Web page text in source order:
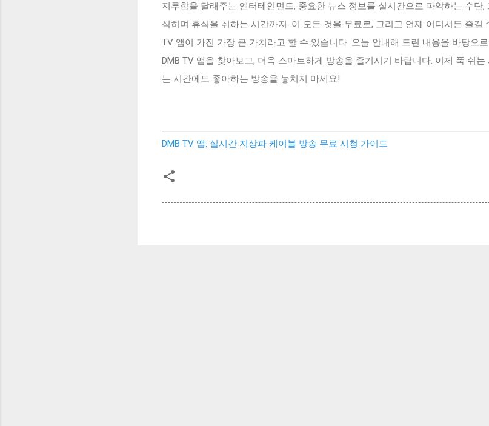
지루함을 달래주는 엔터테인먼트, 중요한 뉴스 정보를 실시간으로 파악하는 수단,
식히며 휴식을 취하는 시간까지. 이 모든 것을 무료로, 그리고 언제 어디서든 즐길
TV 앱이 가진 가장 큰 가치라고 할 수 있습니다. 오늘 안내해 드린 내용을 바탕으
DMB TV 앱을 찾아보고, 더욱 스마트하게 방송을 즐기시기 바랍니다. 이제 푹 쉬는
는 시간에도 좋아하는 방송을 놓치지 마세요!
DMB TV 앱: 실시간 지상파 케이블 방송 무료 시청 가이드